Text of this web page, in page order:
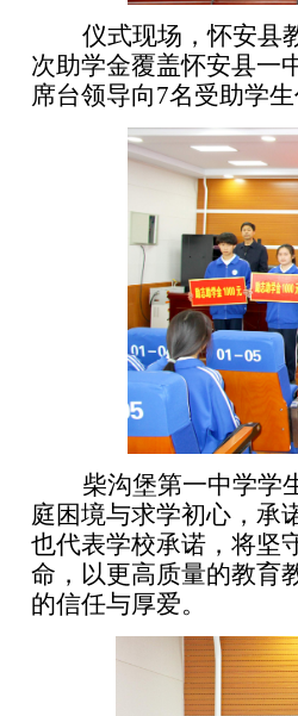
仪式现场，怀安县
次助学金覆盖怀安县一
席台领导向7名受助学生
柴沟堡第一中学学
庭困境与求学初心，承
也代表学校承诺，将坚
命，以更高质量的教育
的信任与厚爱。